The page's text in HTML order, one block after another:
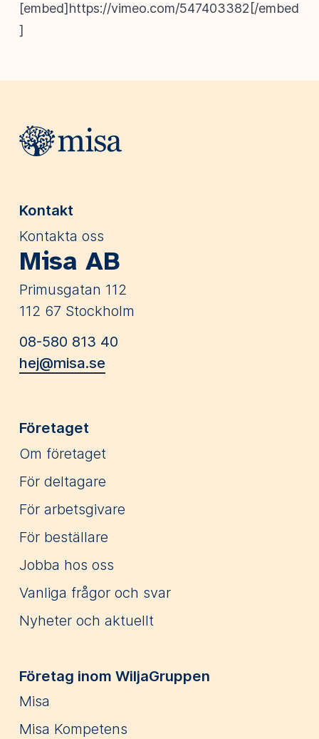
[embed]https://vimeo.com/547403382[/embed
]
Webbplatsens sidfot
Kontakt
Kontakta oss
Misa AB
Primusgatan 112
112 67 Stockholm
08-580 813 40
hej@misa.se
Företaget
Om företaget
För deltagare
För arbetsgivare
För beställare
Jobba hos oss
Vanliga frågor och svar
Nyheter och aktuellt
Företag inom WiljaGruppen
Misa
Misa Kompetens